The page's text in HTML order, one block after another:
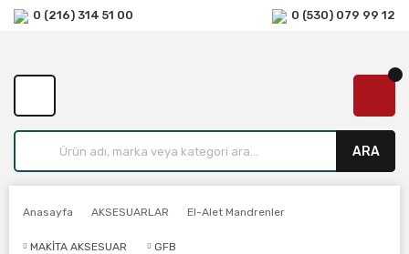
0 (216) 314 51 00 0 (530) 079 99 12
ARA
Anasayfa AKSESUARLAR El-Alet Mandrenler
MAKİTA AKSESUAR GFB